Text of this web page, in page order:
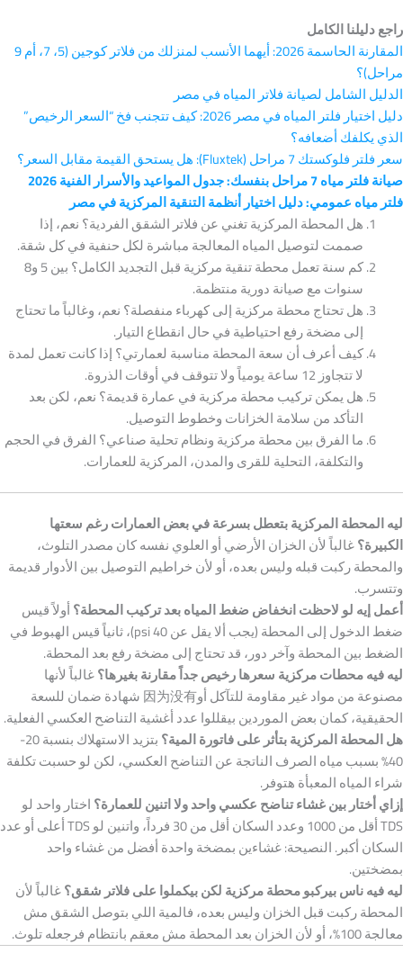
راجع دليلنا الكامل
المقارنة الحاسمة 2026: أيهما الأنسب لمنزلك من فلاتر كوجين (5، 7، أم 9
مراحل)؟
الدليل الشامل لصيانة فلاتر المياه في مصر
دليل اختيار فلتر المياه في مصر 2026: كيف تتجنب فخ “السعر الرخيص”
الذي يكلفك أضعافه؟
سعر فلتر فلوكستك 7 مراحل (Fluxtek): هل يستحق القيمة مقابل السعر؟
صيانة فلتر مياه 7 مراحل بنفسك: جدول المواعيد والأسرار الفنية 2026
فلتر مياه عمومي: دليل اختيار أنظمة التنقية المركزية في مصر
هل المحطة المركزية تغني عن فلاتر الشقق الفردية؟ نعم، إذا
صممت لتوصيل المياه المعالجة مباشرة لكل حنفية في كل شقة.
كم سنة تعمل محطة تنقية مركزية قبل التجديد الكامل؟ بين 5 و8
سنوات مع صيانة دورية منتظمة.
هل تحتاج محطة مركزية إلى كهرباء منفصلة؟ نعم، وغالباً ما تحتاج
إلى مضخة رفع احتياطية في حال انقطاع التيار.
كيف أعرف أن سعة المحطة مناسبة لعمارتي؟ إذا كانت تعمل لمدة
لا تتجاوز 12 ساعة يومياً ولا تتوقف في أوقات الذروة.
هل يمكن تركيب محطة مركزية في عمارة قديمة؟ نعم، لكن بعد
التأكد من سلامة الخزانات وخطوط التوصيل.
ما الفرق بين محطة مركزية ونظام تحلية صناعي؟ الفرق في الحجم
والتكلفة، التحلية للقرى والمدن، المركزية للعمارات.
ليه المحطة المركزية بتعطل بسرعة في بعض العمارات رغم سعتها
الكبيرة؟غالباً لأن الخزان الأرضي أو العلوي نفسه كان مصدر التلوث،
والمحطة ركبت قبله وليس بعده، أو لأن خراطيم التوصيل بين الأدوار قديمة
وتتسرب.
أعمل إيه لو لاحظت انخفاض ضغط المياه بعد تركيب المحطة؟أولاً قيس
ضغط الدخول إلى المحطة (يجب ألا يقل عن 40 psi)، ثانياً قيس الهبوط في
الضغط بين المحطة وآخر دور، قد تحتاج إلى مضخة رفع بعد المحطة.
ليه فيه محطات مركزية سعرها رخيص جداً مقارنة بغيرها؟غالباً لأنها
مصنوعة من مواد غير مقاومة للتآكل أو因为没有 شهادة ضمان للسعة
الحقيقية، كمان بعض الموردين بيقللوا عدد أغشية التناضح العكسي الفعلية.
هل المحطة المركزية بتأثر على فاتورة المية؟
بتزيد الاستهلاك بنسبة 20-
40% بسبب مياه الصرف الناتجة عن التناضح العكسي، لكن لو حسبت تكلفة
شراء المياه المعبأة هتوفر.
إزاي أختار بين غشاء تناضح عكسي واحد ولا اتنين للعمارة؟اختار واحد لو
TDS أقل من 1000 وعدد السكان أقل من 30 فرداً، واتنين لو TDS أعلى أو عدد
السكان أكبر. النصيحة: غشاءين بمضخة واحدة أفضل من غشاء واحد
بمضختين.
ليه فيه ناس بيركبو محطة مركزية لكن بيكملوا على فلاتر شقق؟غالباً لأن
المحطة ركبت قبل الخزان وليس بعده، فالمية اللي بتوصل الشقق مش
معالجة 100%، أو لأن الخزان بعد المحطة مش معقم بانتظام فرجعله تلوث.